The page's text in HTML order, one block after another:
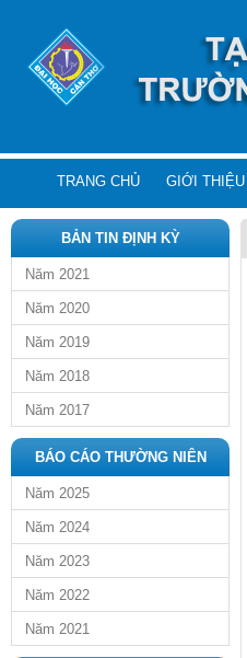
TRANG CHỦ GIỚI THIỆU
BẢN TIN ĐỊNH KỲ
Năm 2021
Năm 2020
Năm 2019
Năm 2018
Năm 2017
BÁO CÁO THƯỜNG NIÊN
Năm 2025
Năm 2024
Năm 2023
Năm 2022
Năm 2021